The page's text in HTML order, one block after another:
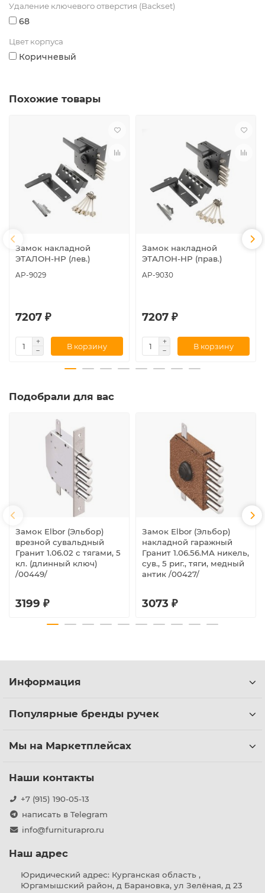
Удаление ключевого отверстия (Backset)
68
Цвет корпуса
Коричневый
Похожие товары
Замок накладной
ЭТАЛОН-НР (лев.)
AP-9029
7207 ₽
В корзину
Замок накладной
ЭТАЛОН-НР (прав.)
AP-9030
7207 ₽
В корзину
Подобрали для вас
Замок Elbor (Эльбор)
врезной сувальдный
Гранит 1.06.02 с тягами, 5
кл. (длинный ключ)
/00449/
3199 ₽
Замок Elbor (Эльбор)
накладной гаражный
Гранит 1.06.56.МА никель,
сув., 5 риг., тяги, медный
антик /00427/
3073 ₽
Информация
Популярные бренды ручек
Мы на Маркетплейсах
Наши контакты
+7 (915) 190-05-13
написать в Telegram
info@furniturapro.ru
Наш адрес
Юридический адрес: Курганская область ,
Юргамышский район, д Барановка, ул Зелёная, д 23